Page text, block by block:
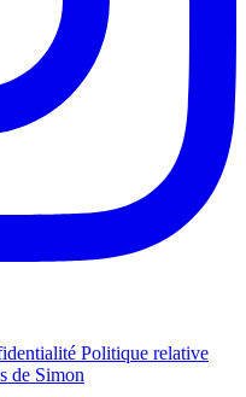
Politique relative
de Simon